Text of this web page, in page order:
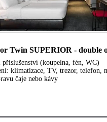
Twin SUPERIOR - double
příslušenství (koupelna, fén, WC)
klimatizace, TV, trezor, telefon,
čaje nebo kávy